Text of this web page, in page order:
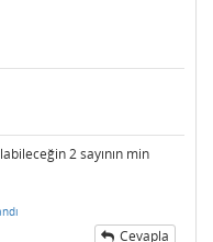
2 sayının min
Cevapla